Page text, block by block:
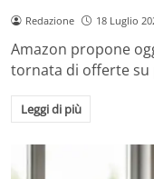
Redazione 18 Luglio
Amazon propone
tornata di offerte
Leggi di più